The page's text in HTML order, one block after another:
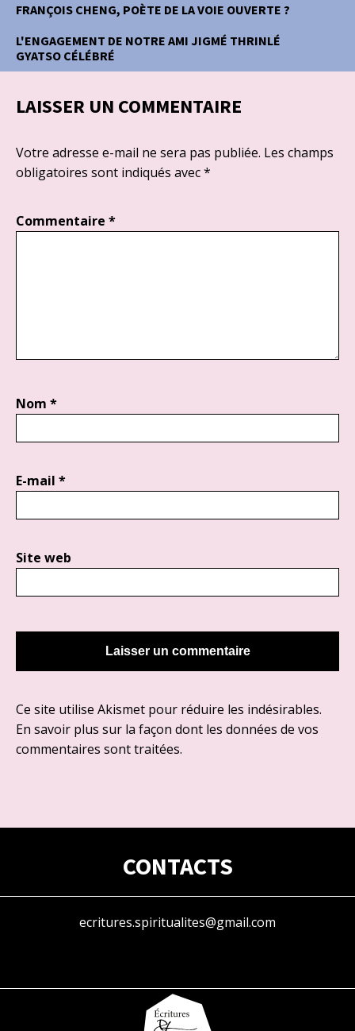
FRANÇOIS CHENG, POÈTE DE LA VOIE OUVERTE ?
L'ENGAGEMENT DE NOTRE AMI JIGMÉ THRINLÉ
GYATSO CÉLÉBRÉ
LAISSER UN COMMENTAIRE
Votre adresse e-mail ne sera pas publiée. Les champs
obligatoires sont indiqués avec*
Commentaire *
Nom *
E-mail *
Site web
Ce site utilise Akismet pour réduire les indésirables.
En savoir plus sur la façon dont les données de vos
commentaires sont traitées.
CONTACTS
ecritures.spiritualites@gmail.com